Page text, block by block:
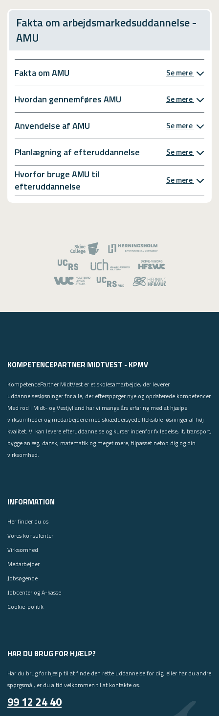
Fakta om arbejdsmarkedsuddannelse -
AMU
Fakta om AMU Se mere
Hvordan gennemføres AMU Se mere
Anvendelse af AMU Se mere
Planlægning af efteruddannelse Se mere
Hvorfor bruge AMU til
efteruddannelse
Se mere
KOMPETENCEPARTNER MIDTVEST - KPMV
KompetencePartner MidtVest er et skolesamarbejde, der leverer
uddannelsesløsninger for alle, der efterspørger nye og opdaterede kompetencer.
Med rod i Midt- og Vestjylland har vi mange års erfaring med at hjælpe
virksomheder og medarbejdere med skræddersyede fleksible løsninger af høj
kvalitet. Vi kan levere efteruddannelse og kurser indenfor fx ledelse, it, transport,
bygge anlæg, dansk, matematik og meget mere, tilpasset netop dig og din
virksomhed.
INFORMATION
Her finder du os
Vores konsulenter
Virksomhed
Medarbejder
Jobsøgende
Jobcenter og A-kasse
Cookie-politik
HAR DU BRUG FOR HJÆLP?
Har du brug for hjælp til at finde den rette uddannelse for dig, eller har du andre
spørgsmål, er du altid velkommen til at kontakte os.
99 12 24 40